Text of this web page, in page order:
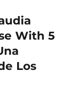
With 5
Los